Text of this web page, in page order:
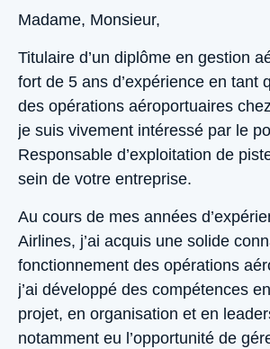
Madame, Monsieur,
Titulaire d’un diplôme en gestion
fort de 5 ans d’expérience en tant
des opérations aéroportuaires
je suis vivement intéressé par le
Responsable d’exploitation de
sein de votre entreprise.
Au cours de mes années
Airlines, j’ai acquis une solide
fonctionnement des opérations
j’ai développé des compétences
projet, en organisation et en
notamment eu l’opportunité de